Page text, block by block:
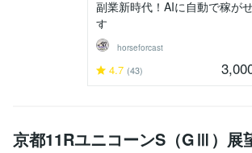
副業新時代！AIに自動で稼が
す
horseforcast
4.7 (43)
京都11RユニコーンS（GⅢ）展